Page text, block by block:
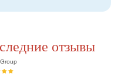
отзывы